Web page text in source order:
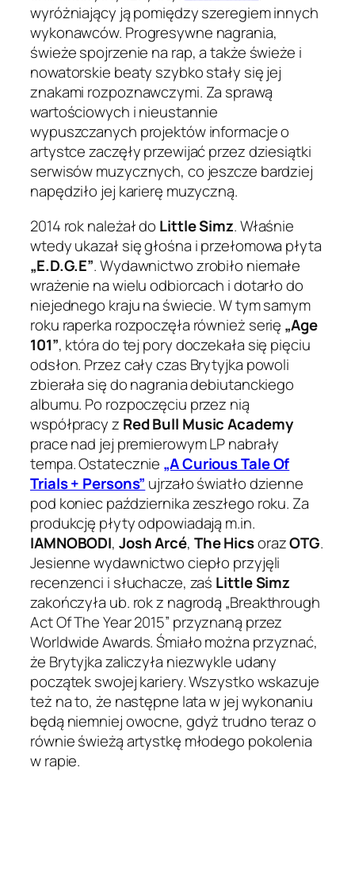
wyróżniający ją pomiędzy szeregiem innych
wykonawców. Progresywne nagrania,
świeże spojrzenie na rap, a także świeże i
nowatorskie beaty szybko stały się jej
znakami rozpoznawczymi. Za sprawą
wartościowych i nieustannie
wypuszczanych projektów informacje o
artystce zaczęły przewijać przez dziesiątki
serwisów muzycznych, co jeszcze bardziej
napędziło jej karierę muzyczną.
2014 rok należał do Little Simz. Właśnie
wtedy ukazał się głośna i przełomowa płyta
„E.D.G.E”. Wydawnictwo zrobiło niemałe
wrażenie na wielu odbiorcach i dotarło do
niejednego kraju na świecie. W tym samym
roku raperka rozpoczęła również serię „Age
101”, która do tej pory doczekała się pięciu
odsłon. Przez cały czas Brytyjka powoli
zbierała się do nagrania debiutanckiego
albumu. Po rozpoczęciu przez nią
współpracy z Red Bull Music Academy
prace nad jej premierowym LP nabrały
tempa. Ostatecznie „A Curious Tale Of
Trials + Persons” ujrzało światło dzienne
pod koniec października zeszłego roku. Za
produkcję płyty odpowiadają m.in.
IAMNOBODI, Josh Arcé, The HicsorazOTG.
Jesienne wydawnictwo ciepło przyjęli
recenzenci i słuchacze, zaś Little Simz
zakończyła ub. rok z nagrodą „Breakthrough
Act Of The Year 2015” przyznaną przez
Worldwide Awards. Śmiało można przyznać,
że Brytyjka zaliczyła niezwykle udany
początek swojej kariery. Wszystko wskazuje
też na to, że następne lata w jej wykonaniu
będą niemniej owocne, gdyż trudno teraz o
równie świeżą artystkę młodego pokolenia
w rapie.